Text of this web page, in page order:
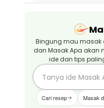
Bingung mau masak
dan Masak Apa akan
ide dan tips
Cari resep Masak